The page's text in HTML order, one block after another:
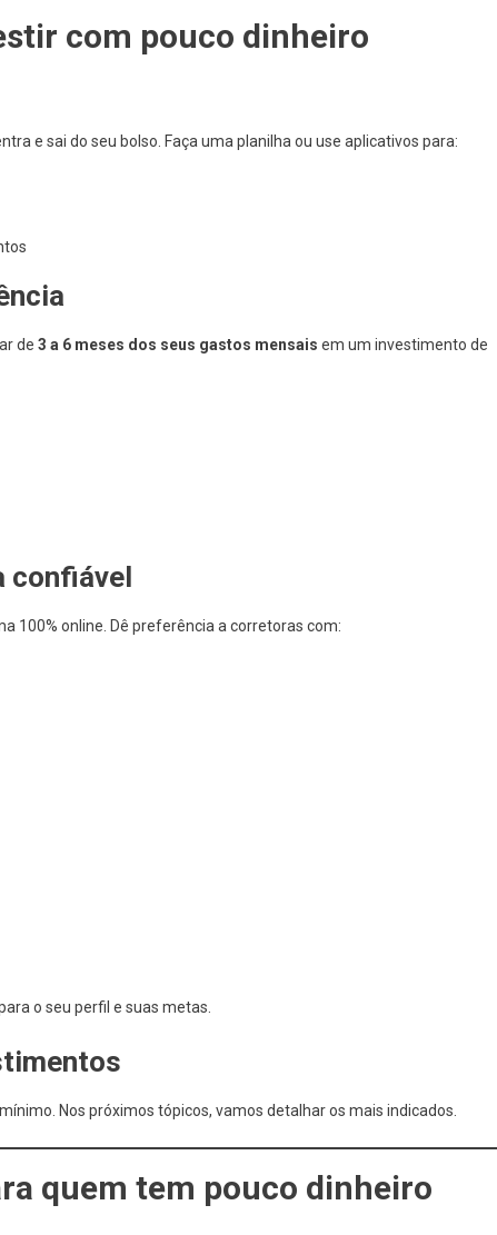
com pouco dinheiro
e sai do seu bolso. Faça uma planilha ou use aplicativos para:
de 3 a 6 meses dos seus gastos mensais em um investimento de
confiável
100% online. Dê preferência a corretoras com:
o seu perfil e suas metas.
Nos próximos tópicos, vamos detalhar os mais indicados.
quem tem pouco dinheiro